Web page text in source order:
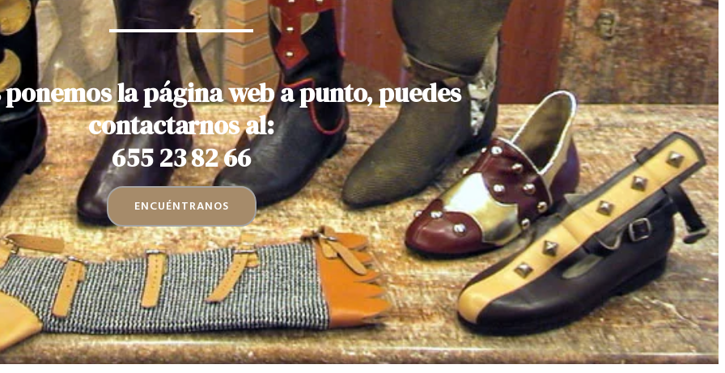
la página web a punto, puedes
contactarnos al:
655 23 82 66
ENCUÉNTRANOS